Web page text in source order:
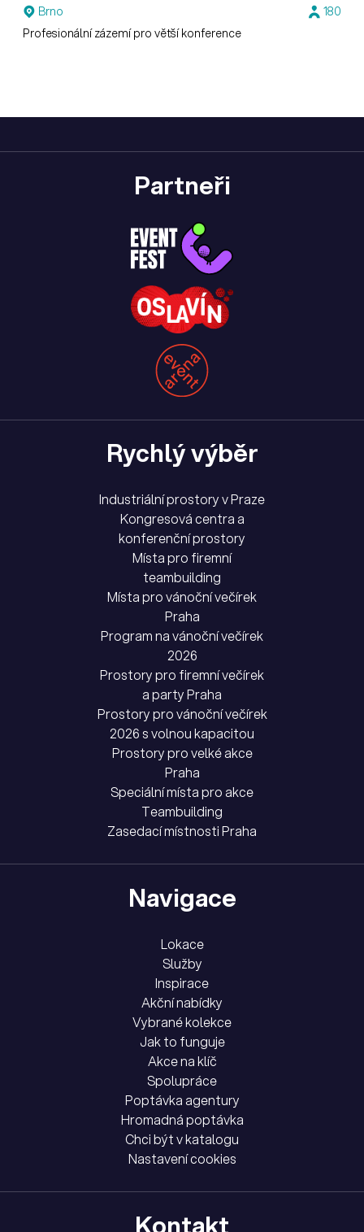
Brno
180
Profesionální zázemí pro větší konference
Partneři
Rychlý výběr
Industriální prostory v Praze
Kongresová centra a
konferenční prostory
Místa pro firemní
teambuilding
Místa pro vánoční večírek
Praha
Program na vánoční večírek
2026
Prostory pro firemní večírek
a party Praha
Prostory pro vánoční večírek
2026 s volnou kapacitou
Prostory pro velké akce
Praha
Speciální místa pro akce
Teambuilding
Zasedací místnosti Praha
Navigace
Lokace
Služby
Inspirace
Akční nabídky
Vybrané kolekce
Jak to funguje
Akce na klíč
Spolupráce
Poptávka agentury
Hromadná poptávka
Chci být v katalogu
Nastavení cookies